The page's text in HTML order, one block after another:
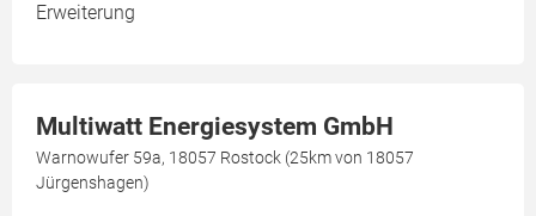
Erweiterung
Multiwatt Energiesystem GmbH
Warnowufer 59a, 18057 Rostock (25km von 18057
Jürgenshagen)